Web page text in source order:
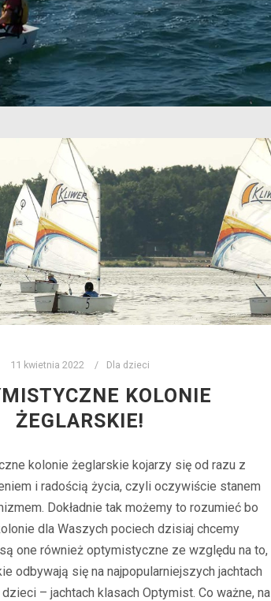
11 kwietnia 2022 Dla dzieci
KOLONIE
ŻEGLARSKIE!
kolonie żeglarskie kojarzy się od razu z
i radością życia, czyli oczywiście stanem
Dokładnie tak możemy to rozumieć bo
dla Waszych pociech dzisiaj chcemy
one również optymistyczne ze względu na to,
odbywają się na najpopularniejszych jachtach
– jachtach klasach Optymist. Co ważne, na